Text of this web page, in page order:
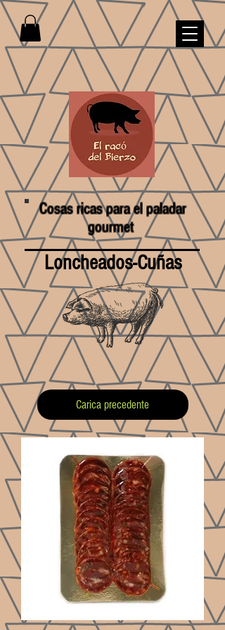
Cosas ricas para el paladar
gourmet
Loncheados-Cuñas
Carica precedente